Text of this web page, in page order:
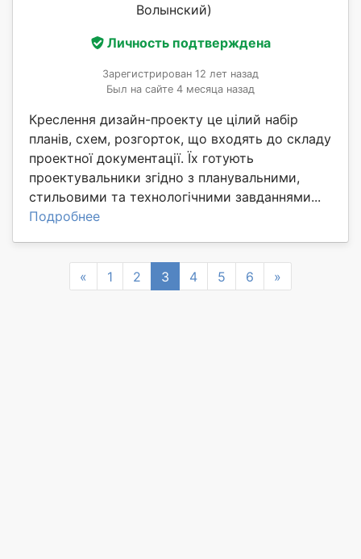
Волынский)
Личность подтверждена
Зарегистрирован 12 лет назад
Был на сайте 4 месяца назад
Креслення дизайн-проекту це цілий набір
планів, схем, розгорток, що входять до складу
проектної документації. Їх готують
проектувальники згідно з планувальними,
стильовими та технологічними завданнями...
Подробнее
« Previous
1 2 3 4 5 6 »